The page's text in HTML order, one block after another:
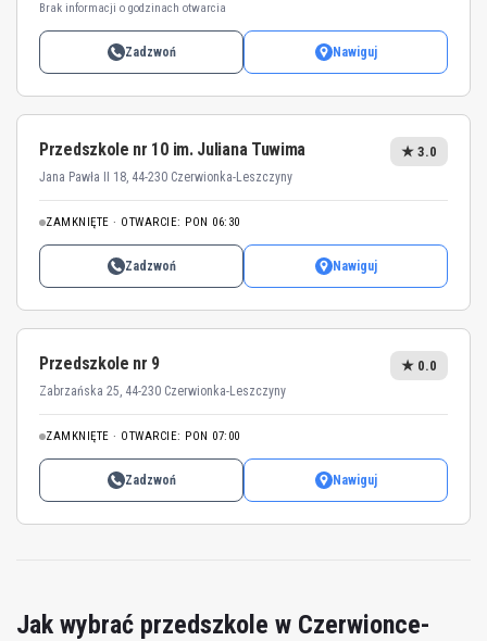
Brak informacji o godzinach otwarcia
Zadzwoń Nawiguj
Przedszkole nr 10 im. Juliana Tuwima
Jana Pawła II 18, 44-230 Czerwionka-Leszczyny
★ 3.0
ZAMKNIĘTE · OTWARCIE: PON 06:30
Zadzwoń Nawiguj
Przedszkole nr 9
Zabrzańska 25, 44-230 Czerwionka-Leszczyny
★ 0.0
ZAMKNIĘTE · OTWARCIE: PON 07:00
Zadzwoń Nawiguj
Jak wybrać przedszkole w Czerwionce-